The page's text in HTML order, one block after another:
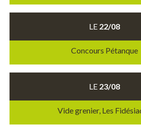
LE 22/08
Concours Pétanque
LE 23/08
Vide grenier, Les